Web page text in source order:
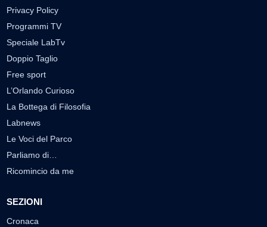
Privacy Policy
Programmi TV
Speciale LabTv
Doppio Taglio
Free sport
L’Orlando Curioso
La Bottega di Filosofia
Labnews
Le Voci del Parco
Parliamo di…
Ricomincio da me
SEZIONI
Cronaca